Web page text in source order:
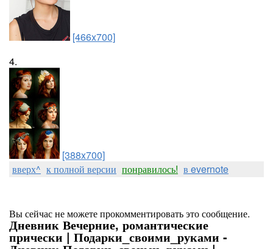
[466x700]
4.
[388x700]
вверх^ к полной версии понравилось! в evernote
Вы сейчас не можете прокомментировать это сообщение.
Дневник Вечерние, романтические
прически | Подарки_своими_руками -